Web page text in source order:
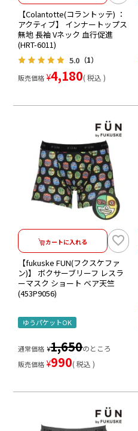
【Colantotte(コラントッテ) ：
アクティブ】 インナートップス
無地 長袖 Vネック 血行促進
(HRT-6011)
5.0 （1）
販売価格 ¥4,180 税込
カートに入れる
【fukuske FUN(フクスケファ
ン)】 ボクサーブリーフ レスラ
ーマスク ショート ベア天竺
(453P9056)
ゆうパケットOK
通常価格 ¥1,650のところ
販売価格 ¥990 税込